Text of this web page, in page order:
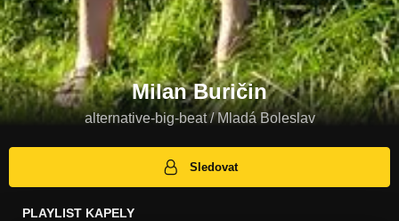
Milan Buričin
alternative-big-beat / Mladá Boleslav
Sledovat
PLAYLIST KAPELY